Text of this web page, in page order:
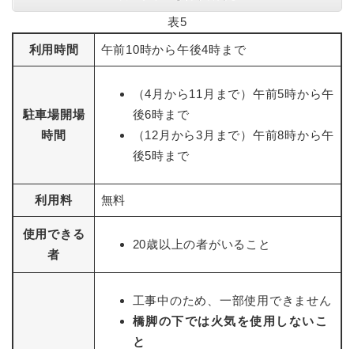
表5
利用時間 午前10時から午後4時まで
駐車場開場
時間
（4月から11月まで）午前5時から午
後6時まで
（12月から3月まで）午前8時から午
後5時まで
利用料 無料
使用できる
者
20歳以上の者がいること
工事中のため、一部使用できません
橋脚の下では火気を使用しないこ
と